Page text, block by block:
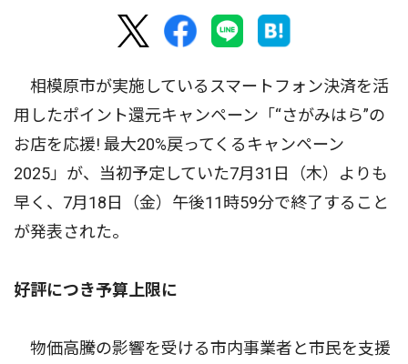
相模原市が実施しているスマートフォン決済を活
用したポイント還元キャンペーン「“さがみはら”の
お店を応援! 最大20%戻ってくるキャンペーン
2025」が、当初予定していた7月31日（木）よりも
早く、7月18日（金）午後11時59分で終了すること
が発表された。
好評につき予算上限に
物価高騰の影響を受ける市内事業者と市民を支援